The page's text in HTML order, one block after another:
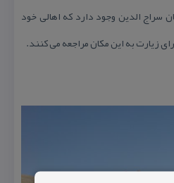
سراج الدین وجود دارد كه اهالی خود
زیارت به این مكان مراجعه می كنند.